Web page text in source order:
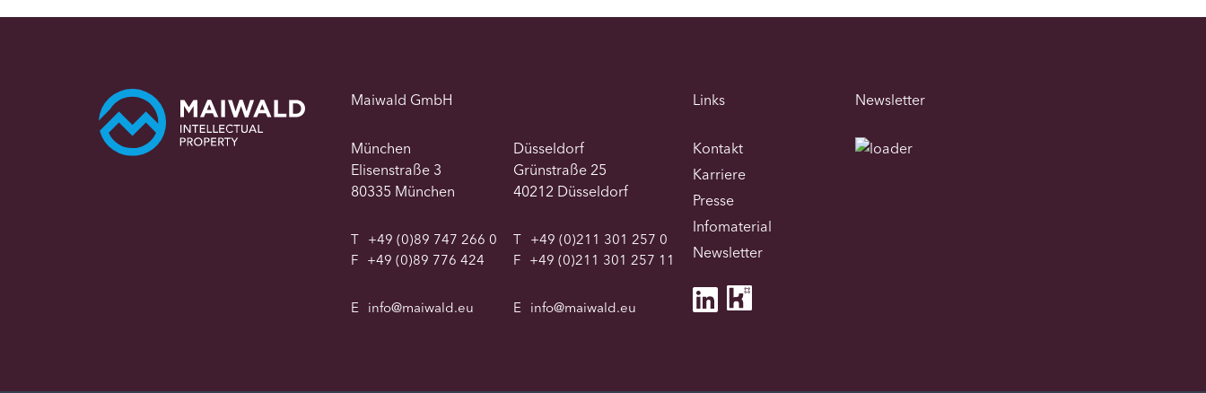
Maiwald GmbH
München
Elisenstraße 3
80335 München
T +49 (0)89 747 266 0
F +49 (0)89 776 424
E info@maiwald.eu
Düsseldorf
Grünstraße 25
40212 Düsseldorf
T
+49 (0)211 301 257 0
F
+49 (0)211 301 257 11
E info@maiwald.eu
Links
Kontakt
Karriere
Presse
Infomaterial
Newsletter
Newsletter